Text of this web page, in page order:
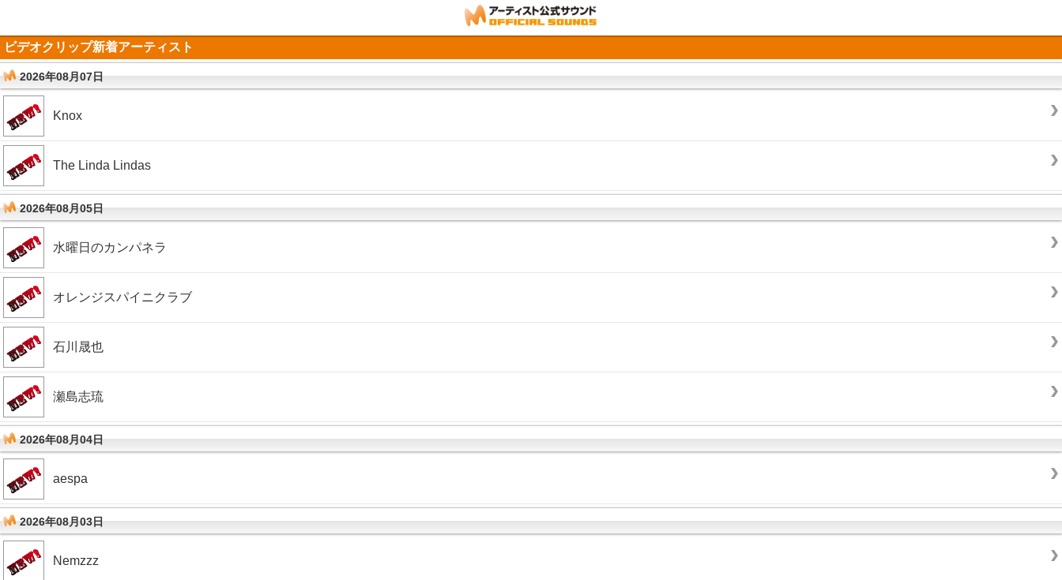
ビデオクリップ新着アーティスト
2026年08月07日
Knox
The Linda Lindas
2026年08月05日
水曜日のカンパネラ
オレンジスパイニクラブ
石川晟也
瀬島志琉
2026年08月04日
aespa
2026年08月03日
Nemzzz